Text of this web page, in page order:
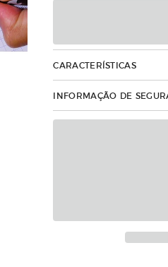
CARACTERÍSTICAS
INFORMAÇÃO DE